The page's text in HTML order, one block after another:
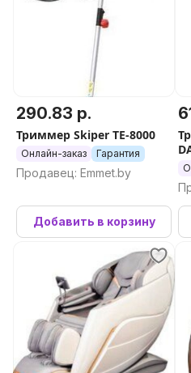
290.83 р.
Триммер Skiper TE-8000
Онлайн-заказ Гарантия
Продавец: Emmet.by
Добавить в корзину